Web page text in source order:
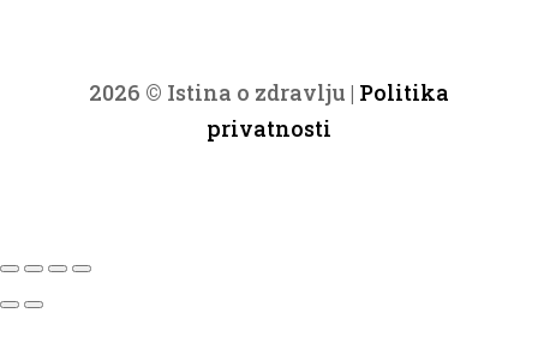
2026 © Istina o zdravlju | Politika
privatnosti